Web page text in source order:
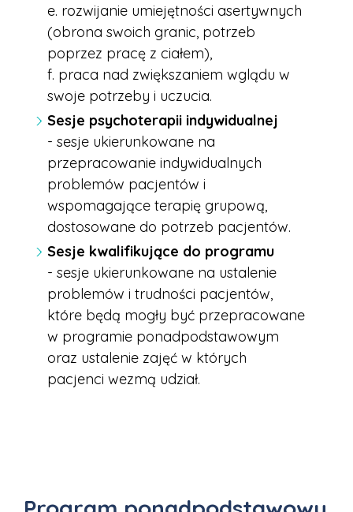
e. rozwijanie umiejętności asertywnych
(obrona swoich granic, potrzeb
poprzez pracę z ciałem),
f. praca nad zwiększaniem wglądu w
swoje potrzeby i uczucia.
Sesje psychoterapii indywidualnej
- sesje ukierunkowane na
przepracowanie indywidualnych
problemów pacjentów i
wspomagające terapię grupową,
dostosowane do potrzeb pacjentów.
Sesje kwalifikujące do programu
- sesje ukierunkowane na ustalenie
problemów i trudności pacjentów,
które będą mogły być przepracowane
w programie ponadpodstawowym
oraz ustalenie zajęć w których
pacjenci wezmą udział.